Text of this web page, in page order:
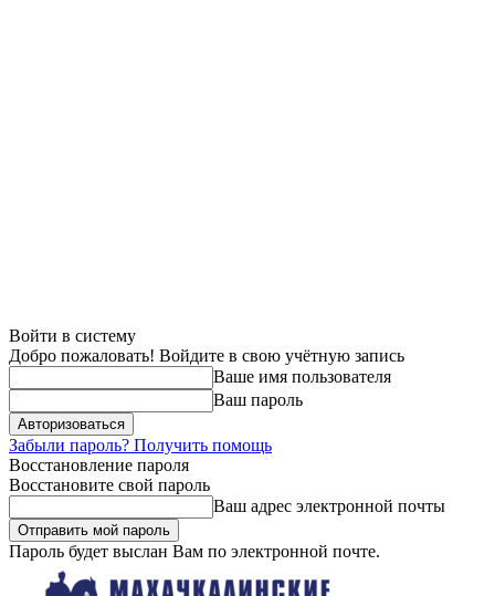
Войти в систему
Добро пожаловать! Войдите в свою учётную запись
Ваше имя пользователя
Ваш пароль
Забыли пароль? Получить помощь
Восстановление пароля
Восстановите свой пароль
Ваш адрес электронной почты
Пароль будет выслан Вам по электронной почте.